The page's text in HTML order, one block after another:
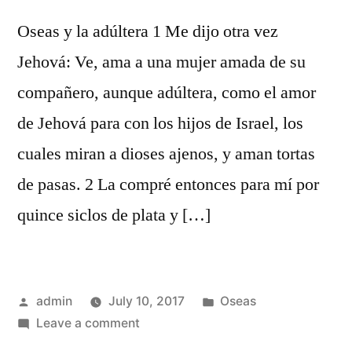
Oseas y la adúltera 1 Me dijo otra vez
Jehová: Ve, ama a una mujer amada de su
compañero, aunque adúltera, como el amor
de Jehová para con los hijos de Israel, los
cuales miran a dioses ajenos, y aman tortas
de pasas. 2 La compré entonces para mí por
quince siclos de plata y […]
Posted
by
admin July 10, 2017
Posted
Oseas
Leave a commenton